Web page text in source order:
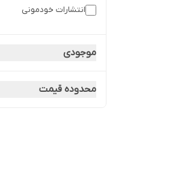
انتشارات خودمونی
موجودی
محدوده قیمت